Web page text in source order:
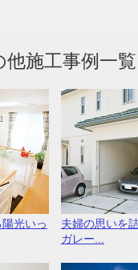
他施工事例一
光いっ
夫婦の思いを
ガレー...